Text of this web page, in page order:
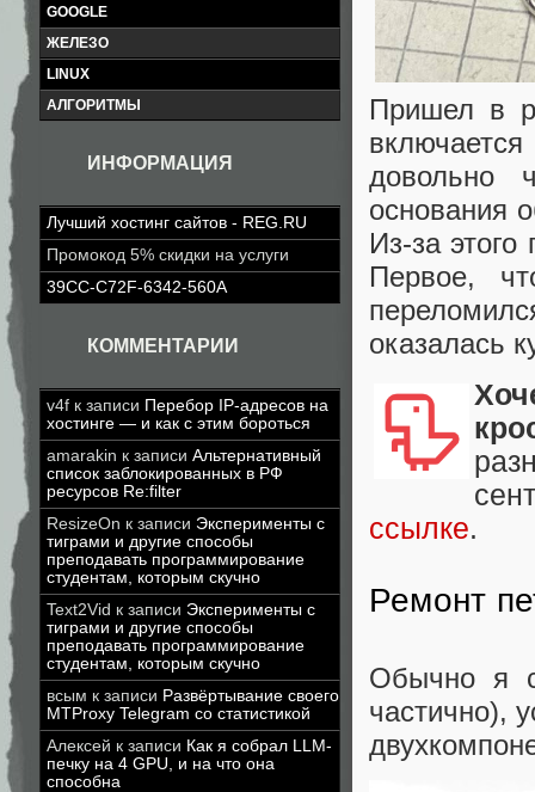
GOOGLE
ЖЕЛЕЗО
LINUX
АЛГОРИТМЫ
ИНФОРМАЦИЯ
Лучший хостинг сайтов - REG.RU
Промокод 5% скидки на услуги
39CC-C72F-6342-560A
КОММЕНТАРИИ
v4f к записи Перебор IP-адресов на
хостинге — и как с этим бороться
amarakin к записи Альтернативный
список заблокированных в РФ
ресурсов Re:filter
ResizeOn к записи Эксперименты с
тиграми и другие способы
преподавать программирование
студентам, которым скучно
Text2Vid к записи Эксперименты с
тиграми и другие способы
преподавать программирование
студентам, которым скучно
всым к записи Развёртывание своего
MTProxy Telegram со статистикой
Алексей к записи Как я собрал LLM-
печку на 4 GPU, и на что она
способна
Пришел в
довольно
основания
Из-за
Первое,
оказалась
ссылке.
Ремонт
Обычно я
частично),